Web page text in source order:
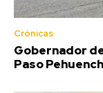
Crónicas
Gobernador
Paso